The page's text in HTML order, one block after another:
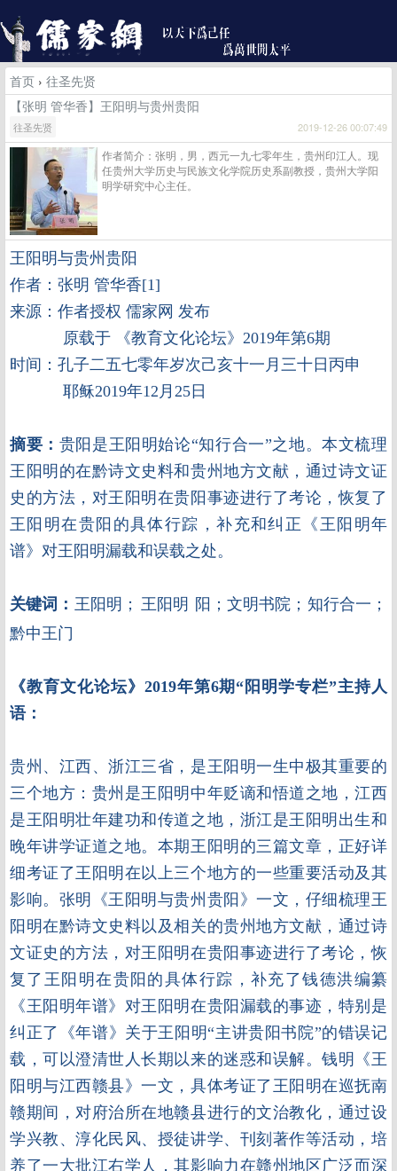
首页 › 往圣先贤
【张明 管华香】王阳明与贵州贵阳
往圣先贤 2019-12-26 00:07:49
作者简介：张明，男，西元一九七零年生，贵州印江人。现
任贵州大学历史与民族文化学院历史系副教授，贵州大学阳
明学研究中心主任。
王阳明与贵州贵阳
作者：张明 管华香[1]
来源：作者授权 儒家网 发布
原载于 《教育文化论坛》2019年第6期
时间：孔子二五七零年岁次己亥十一月三十日丙申
耶稣2019年12月25日
摘要： 贵阳是王阳明始论“知行合一”之地。本文梳理
王阳明的在黔诗文史料和贵州地方文献，通过诗文证
史的方法，对王阳明在贵阳事迹进行了考论，恢复了
王阳明在贵阳的具体行踪，补充和纠正《王阳明年
谱》对王阳明漏载和误载之处。
关键词： 王阳明； 王阳明
阳；文明书院；知行合一；
黔中王门
《教育文化论坛》2019年第6期“阳明学专栏”主持人
语：
贵州、江西、浙江三省，是王阳明一生中极其重要的
三个地方：贵州是王阳明中年贬谪和悟道之地，江西
是王阳明壮年建功和传道之地，浙江是王阳明出生和
晚年讲学证道之地。本期王阳明的三篇文章，正好详
细考证了王阳明在以上三个地方的一些重要活动及其
影响。张明《王阳明与贵州贵阳》一文，仔细梳理王
阳明在黔诗文史料以及相关的贵州地方文献，通过诗
文证史的方法，对王阳明在贵阳事迹进行了考论，恢
复了王阳明在贵阳的具体行踪，补充了钱德洪编纂
《王阳明年谱》对王阳明在贵阳漏载的事迹，特别是
纠正了《年谱》关于王阳明“主讲贵阳书院”的错误记
载，可以澄清世人长期以来的迷惑和误解。钱明《王
阳明与江西赣县》一文，具体考证了王阳明在巡抚南
赣期间，对府治所在地赣县进行的文治教化，通过设
学兴教、淳化民风、授徒讲学、刊刻著作等活动，培
养了一大批江右学人，其影响力在赣州地区广泛而深